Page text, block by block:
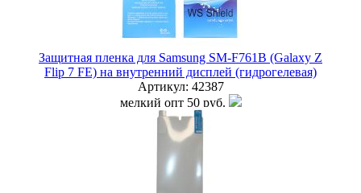
Защитная пленка для Samsung SM-F761B (Galaxy Z
Flip 7 FE) на внутренний дисплей (гидрогелевая)
Артикул: 42387
мелкий опт 50 руб.
опт 40 руб.
35 руб.
Наличие:
купить в розницу